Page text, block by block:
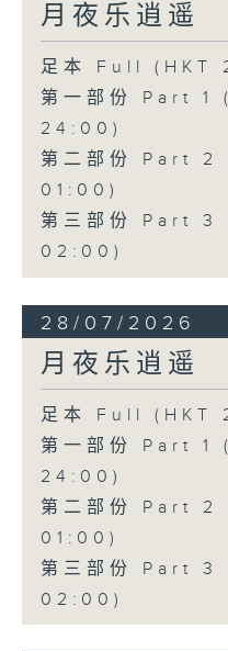
月夜乐逍遥
足本 Full
第一部份 Part
24:00)
第二部份 Part
01:00)
第三部份 Part
02:00)
28/07/2026
月夜乐逍遥
足本 Full
第一部份 Part
24:00)
第二部份 Part
01:00)
第三部份 Part
02:00)